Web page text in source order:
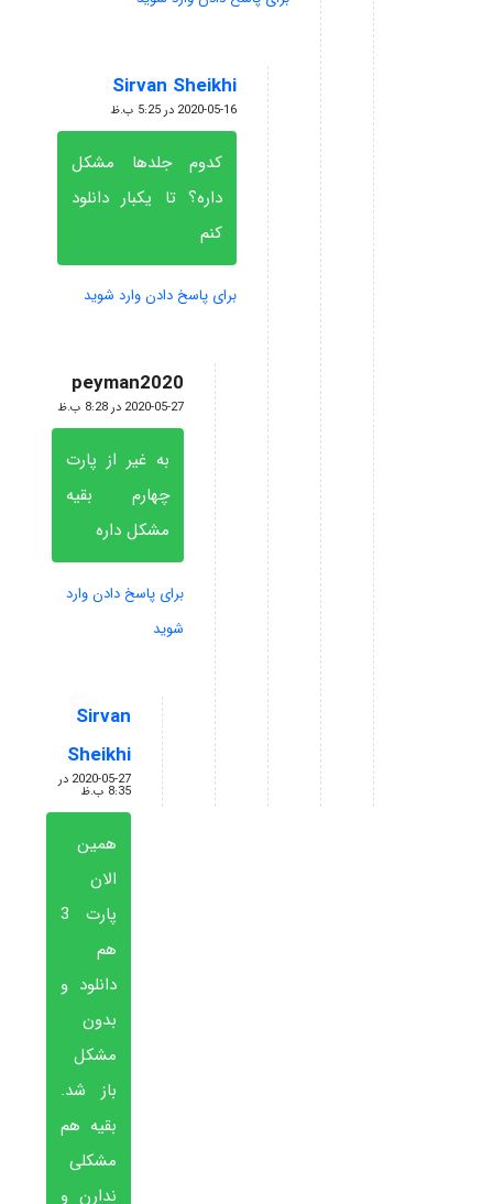
Sirvan Sheikhi
گفته:
2020-05-16 در 5:25 ب.ظ
کدوم جلدها مشکل
داره؟ تا یکبار دانلود
کنم
برای پاسخ دادن وارد شوید
peyman2020
گفته:
2020-05-27 در 8:28 ب.ظ
به غیر از پارت
چهارم بقیه
مشکل داره
برای پاسخ دادن وارد
شوید
Sirvan
Sheikhi
2020-05-27 در
8:35 ب.ظ
همین
الان
پارت 3
هم
دانلود و
بدون
مشکل
باز شد.
بقیه هم
مشکلی
ندارن و